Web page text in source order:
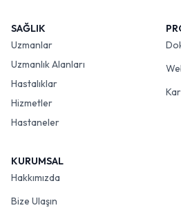
SAĞLIK
Uzmanlar
Uzmanlık Alanları
Hastalıklar
Hizmetler
Hastaneler
KURUMSAL
Hakkımızda
Bize Ulaşın